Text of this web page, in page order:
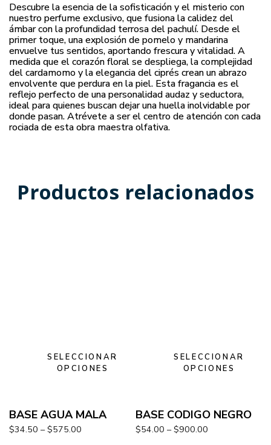
Descubre la esencia de la sofisticación y el misterio con
nuestro perfume exclusivo, que fusiona la calidez del
ámbar con la profundidad terrosa del pachulí. Desde el
primer toque, una explosión de pomelo y mandarina
envuelve tus sentidos, aportando frescura y vitalidad. A
medida que el corazón floral se despliega, la complejidad
del cardamomo y la elegancia del ciprés crean un abrazo
envolvente que perdura en la piel. Esta fragancia es el
reflejo perfecto de una personalidad audaz y seductora,
ideal para quienes buscan dejar una huella inolvidable por
donde pasan. Atrévete a ser el centro de atención con cada
rociada de esta obra maestra olfativa.
Productos relacionados
SELECCIONAR
OPCIONES
BASE AGUA MALA
$34.50 – $575.00
SELECCIONAR
OPCIONES
BASE CODIGO NEGRO
$54.00 – $900.00